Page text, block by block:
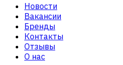
Новости
Вакансии
Бренды
Контакты
Отзывы
О нас